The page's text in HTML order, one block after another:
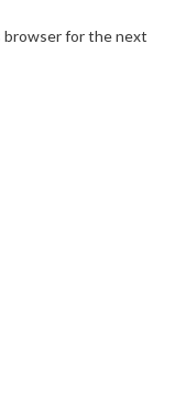
browser for the next